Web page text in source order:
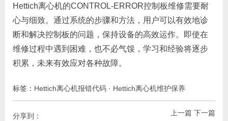
Hettich离心机的CONTROL-ERROR控制板维修需要耐
心与细致。通过系统的步骤和方法，用户可以有效地诊
断和解决控制板的问题，保持设备的高效运作。即使在
维修过程中遇到困难，也不必气馁，学习和经验将逐步
积累，未来有效应对各种故障。
标签： Hettich离心机报错代码 · Hettich离心机维护保养
上一篇 下一篇
分享到：